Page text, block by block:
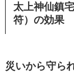
太上神仙鎮
符）の効果
災いから守ら